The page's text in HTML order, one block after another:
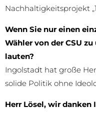
Nachhaltigkeitsprojekt
Wenn Sie nur einen
Wähler von der CSU
lauten?
Ingolstadt hat große
solide Politik ohne
Herr Lösel, wir danken